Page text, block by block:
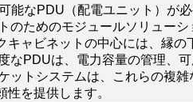
能なPDU（配電ユニット）が
のためのモジュールソリューシ
ャビネットの中心には、縁の
なPDUは、電力容量の管理、
ットシステムは、これらの複
を提供します。